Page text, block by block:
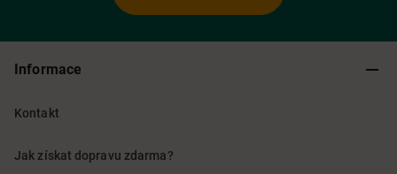
Informace
Kontakt
Jak získat dopravu zdarma?